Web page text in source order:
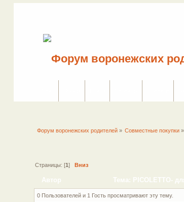
Форум воронежских родителей » Совместные покупки »
Страницы: [1] Вниз
Автор Тема: PICOLETTO-
0 Пользователей и 1 Гость просматривают эту тему.